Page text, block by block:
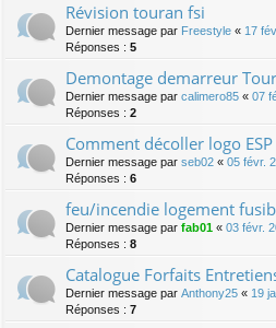
Révision touran fsi
Dernier message par Freestyle « 17
Réponses : 5
Demontage demarreur
Dernier message par calimero85 « 07
Réponses : 2
Comment décoller logo ESP
Dernier message par seb02 « 05 févr.
Réponses : 6
feu/incendie logement
Dernier message par fab01 « 03 févr.
Réponses : 8
Catalogue Forfaits
Dernier message par Anthony25 « 19
Réponses : 7